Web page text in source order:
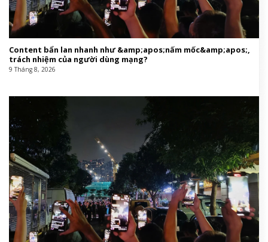
Content bẩn lan nhanh như &amp;apos;nấm mốc&amp;apos;,
trách nhiệm của người dùng mạng?
9 Tháng 8, 2026